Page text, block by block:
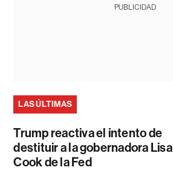
PUBLICIDAD
LAS ÚLTIMAS
Trump reactiva el intento de
destituir a la gobernadora Lisa
Cook de la Fed